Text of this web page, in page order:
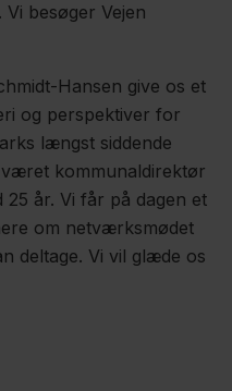
besøger Vejen
Hansen give os et
og perspektiver for
længst siddende
kommunaldirektør
25 år. Vi får på dagen et
om netværksmødet
deltage. Vi vil glæde os